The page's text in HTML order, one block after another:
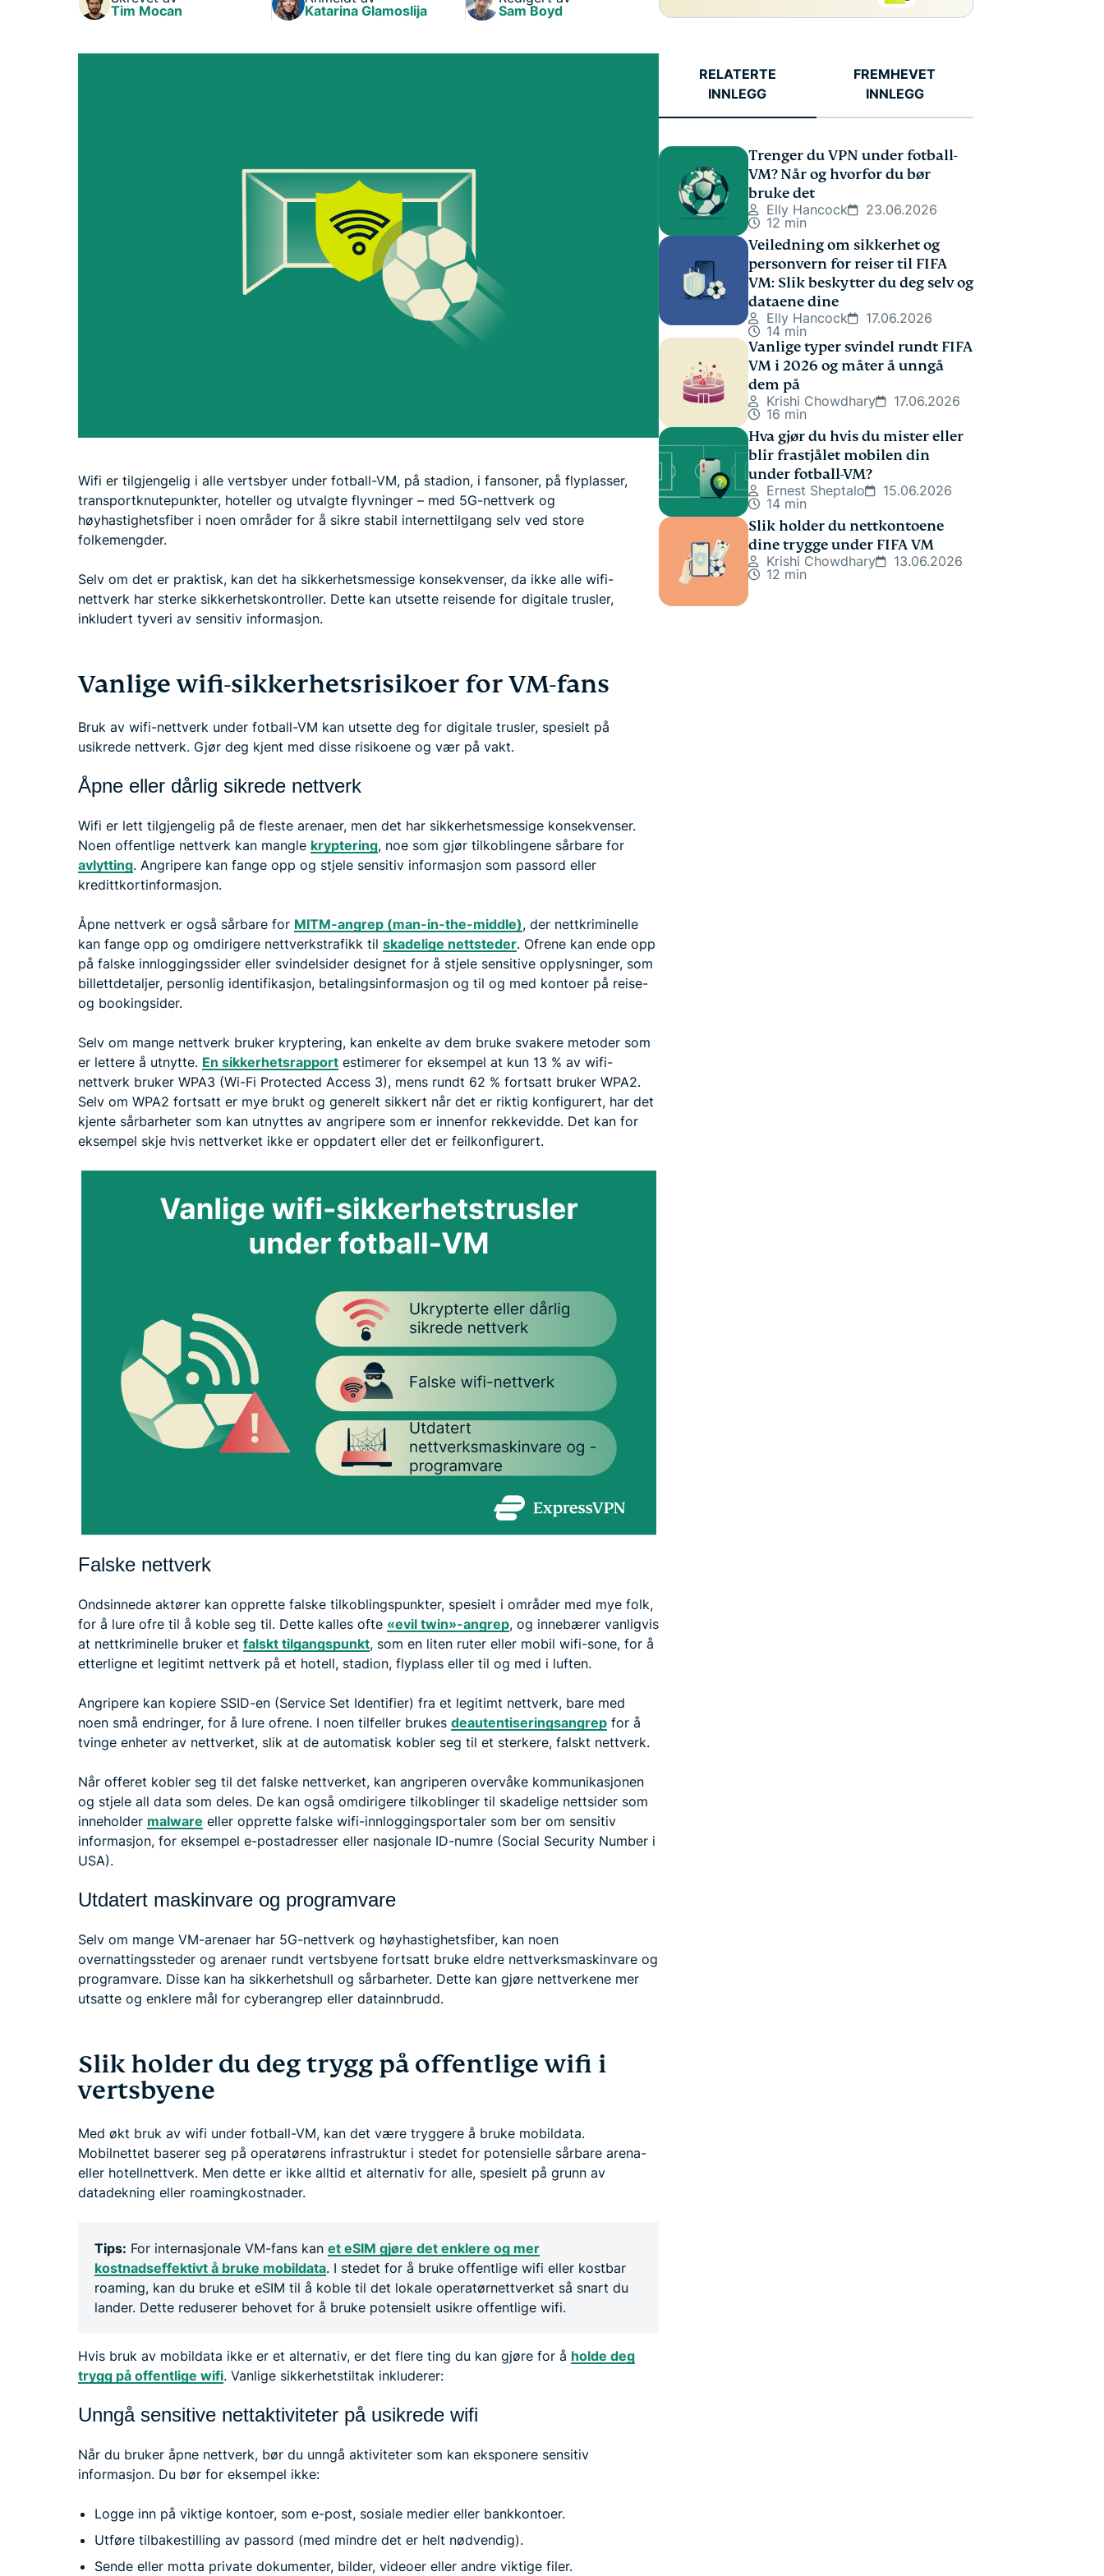
Identity
Tim Mocan
Katarina Glamoslija
Sam Boyd
Wifi er tilgjengelig i alle vertsbyer under fotball-VM, på stadion, i fansoner, på flyplasser,
transportknutepunkter, hoteller og utvalgte flyvninger – med 5G-nettverk og
høyhastighetsfiber i noen områder for å sikre stabil internettilgang selv ved store
folkemengder.
Selv om det er praktisk, kan det ha sikkerhetsmessige konsekvenser, da ikke alle wifi-
nettverk har sterke sikkerhetskontroller. Dette kan utsette reisende for digitale trusler,
inkludert tyveri av sensitiv informasjon.
Vanlige wifi-sikkerhetsrisikoer for VM-fans
Bruk av wifi-nettverk under fotball-VM kan utsette deg for digitale trusler, spesielt på
usikrede nettverk. Gjør deg kjent med disse risikoene og vær på vakt.
Åpne eller dårlig sikrede nettverk
Wifi er lett tilgjengelig på de fleste arenaer, men det har sikkerhetsmessige konsekvenser.
Noen offentlige nettverk kan mangle kryptering, noe som gjør tilkoblingene sårbare for
avlytting. Angripere kan fange opp og stjele sensitiv informasjon som passord eller
kredittkortinformasjon.
Åpne nettverk er også sårbare for MITM-angrep (man-in-the-middle), der nettkriminelle
kan fange opp og omdirigere nettverkstrafikk til skadelige nettsteder. Ofrene kan ende opp
på falske innloggingssider eller svindelsider designet for å stjele sensitive opplysninger, som
billettdetaljer, personlig identifikasjon, betalingsinformasjon og til og med kontoer på reise-
og bookingsider.
Selv om mange nettverk bruker kryptering, kan enkelte av dem bruke svakere metoder som
er lettere å utnytte. En sikkerhetsrapport estimerer for eksempel at kun 13 % av wifi-
nettverk bruker WPA3 (Wi-Fi Protected Access 3), mens rundt 62 % fortsatt bruker WPA2.
Selv om WPA2 fortsatt er mye brukt og generelt sikkert når det er riktig konfigurert, har det
kjente sårbarheter som kan utnyttes av angripere som er innenfor rekkevidde. Det kan for
eksempel skje hvis nettverket ikke er oppdatert eller det er feilkonfigurert.
Falske nettverk
Ondsinnede aktører kan opprette falske tilkoblingspunkter, spesielt i områder med mye folk,
for å lure ofre til å koble seg til. Dette kalles ofte «evil twin»-angrep, og innebærer vanligvis
at nettkriminelle bruker et falskt tilgangspunkt, som en liten ruter eller mobil wifi-sone, for å
etterligne et legitimt nettverk på et hotell, stadion, flyplass eller til og med i luften.
Angripere kan kopiere SSID-en (Service Set Identifier) fra et legitimt nettverk, bare med
noen små endringer, for å lure ofrene. I noen tilfeller brukes deautentiseringsangrep for å
tvinge enheter av nettverket, slik at de automatisk kobler seg til et sterkere, falskt nettverk.
Når offeret kobler seg til det falske nettverket, kan angriperen overvåke kommunikasjonen
og stjele all data som deles. De kan også omdirigere tilkoblinger til skadelige nettsider som
inneholder malware eller opprette falske wifi-innloggingsportaler som ber om sensitiv
informasjon, for eksempel e-postadresser eller nasjonale ID-numre (Social Security Number i
USA).
Utdatert maskinvare og programvare
Selv om mange VM-arenaer har 5G-nettverk og høyhastighetsfiber, kan noen
overnattingssteder og arenaer rundt vertsbyene fortsatt bruke eldre nettverksmaskinvare og
programvare. Disse kan ha sikkerhetshull og sårbarheter. Dette kan gjøre nettverkene mer
utsatte og enklere mål for cyberangrep eller datainnbrudd.
Slik holder du deg trygg på offentlige wifi i
vertsbyene
Med økt bruk av wifi under fotball-VM, kan det være tryggere å bruke mobildata.
Mobilnettet baserer seg på operatørens infrastruktur i stedet for potensielle sårbare arena-
eller hotellnettverk. Men dette er ikke alltid et alternativ for alle, spesielt på grunn av
datadekning eller roamingkostnader.
Tips: For internasjonale VM-fans kan et eSIM gjøre det enklere og mer
kostnadseffektivt å bruke mobildata. I stedet for å bruke offentlige wifi eller kostbar
roaming, kan du bruke et eSIM til å koble til det lokale operatørnettverket så snart du
lander. Dette reduserer behovet for å bruke potensielt usikre offentlige wifi.
Hvis bruk av mobildata ikke er et alternativ, er det flere ting du kan gjøre for å holde deg
trygg på offentlige wifi. Vanlige sikkerhetstiltak inkluderer:
Unngå sensitive nettaktiviteter på usikrede wifi
Når du bruker åpne nettverk, bør du unngå aktiviteter som kan eksponere sensitiv
informasjon. Du bør for eksempel ikke:
Logge inn på viktige kontoer, som e-post, sosiale medier eller bankkontoer.
Utføre tilbakestilling av passord (med mindre det er helt nødvendig).
Sende eller motta private dokumenter, bilder, videoer eller andre viktige filer.
RELATERTE
INNLEGG
FREMHEVET
INNLEGG
Trenger du VPN under fotball-
VM? Når og hvorfor du bør
bruke det
Elly Hancock
23.06.2026
12 min
Veiledning om sikkerhet og
personvern for reiser til FIFA
VM: Slik beskytter du deg selv og
dataene dine
Elly Hancock
17.06.2026
14 min
Vanlige typer svindel rundt FIFA
VM i 2026 og måter å unngå
dem på
Krishi Chowdhary
17.06.2026
16 min
Hva gjør du hvis du mister eller
blir frastjålet mobilen din
under fotball-VM?
Ernest Sheptalo
15.06.2026
14 min
Slik holder du nettkontoene
dine trygge under FIFA VM
Krishi Chowdhary
13.06.2026
12 min